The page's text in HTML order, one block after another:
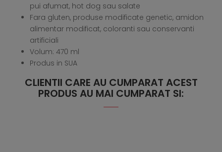
pui afumat, hot dog sau salate
Fara gluten, produse modificate genetic, amidon
alimentar modificat, coloranti sau conservanti
artificiali
Volum: 470 ml
Produs in SUA
CLIENTII CARE AU CUMPARAT ACEST
PRODUS AU MAI CUMPARAT SI: